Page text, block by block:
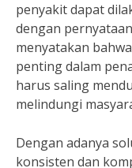
penyakit dapat
dengan
menyatakan
penting dalam
harus saling
melindungi
Dengan adanya
konsisten dan